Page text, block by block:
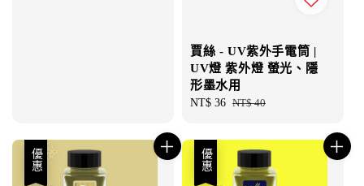
賈絲 - UV紫外手電筒 |
UV燈 紫外燈 螢光、隱
形墨水用
Sale
NT$ 36 Regular
NT$ 40
優惠 優惠